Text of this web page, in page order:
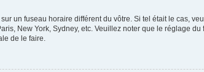
un fuseau horaire différent du vôtre. Si tel était le cas,
New York, Sydney, etc. Veuillez noter que le réglage
de le faire.